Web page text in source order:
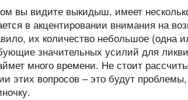
вы видите выкидыш, имеет
в акцентировании внимания на
их количество небольшое (одна
значительных усилий для
много времени. Не стоит
этих вопросов – это будут